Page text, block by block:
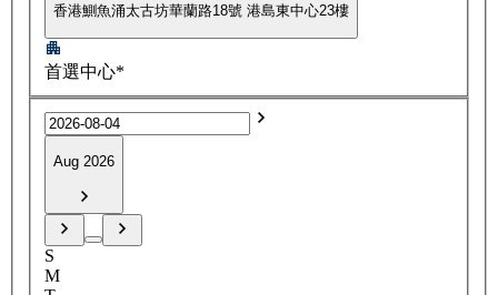
香港鰂魚涌太古坊華蘭路18號 港島東中心23樓
首選中心*
Aug 2026
S
M